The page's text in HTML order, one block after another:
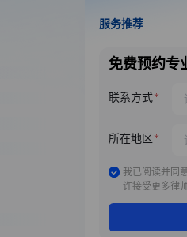
服务推荐
免费预约专
联系方式
所在地区
我已阅读并同
许接受更多律